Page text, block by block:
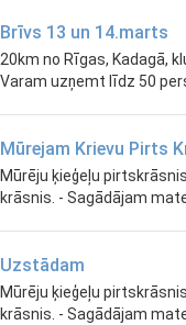
Brīvs 13 un 14.marts
20km no Rīgas, Kadagā,
Varam uzņemt līdz 50
Mūrejam Krievu Pirts
Mūrēju ķieģeļu
krāsnis. - Sagādājam
Uzstādam
Mūrēju ķieģeļu
krāsnis. - Sagādājam